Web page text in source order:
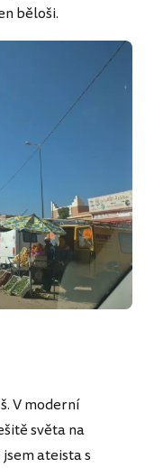
běloši.
V moderní
světa na
ateista s